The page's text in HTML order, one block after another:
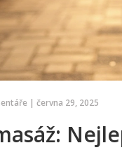
| června 29, 2025